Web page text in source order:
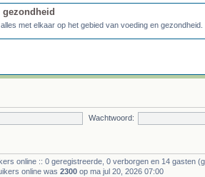
met elkaar op het gebied van voeding en gezondheid.
Wachtwoord:
online :: 0 geregistreerde, 0 verborgen en 14 gasten
online was 2300 op ma jul 20, 2026 07:00